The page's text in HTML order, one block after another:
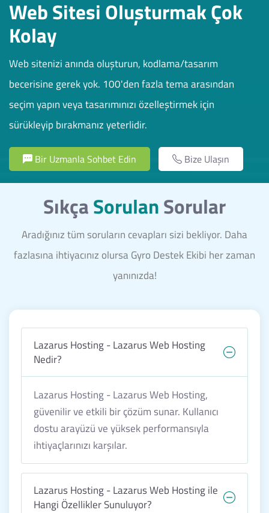
Web Sitesi Oluşturmak Çok
Kolay
Web sitenizi anında oluşturun, kodlama/tasarım
becerisine gerek yok. 100'den fazla tema arasından
seçim yapın veya tasarımınızı özelleştirmek için
sürükleyip bırakmanız yeterlidir.
Bir Uzmanla Sohbet Edin Bize Ulaşın
SıkçaSorulanSorular
Aradığınız tüm soruların cevapları sizi bekliyor. Daha
fazlasına ihtiyacınız olursa Gyro Destek Ekibi her zaman
yanınızda!
Lazarus Hosting - Lazarus Web Hosting
Nedir?
Lazarus Hosting - Lazarus Web Hosting,
güvenilir ve etkili bir çözüm sunar. Kullanıcı
dostu arayüzü ve yüksek performansıyla
ihtiyaçlarınızı karşılar.
Lazarus Hosting - Lazarus Web Hosting ile
Hangi Özellikler Sunuluyor?